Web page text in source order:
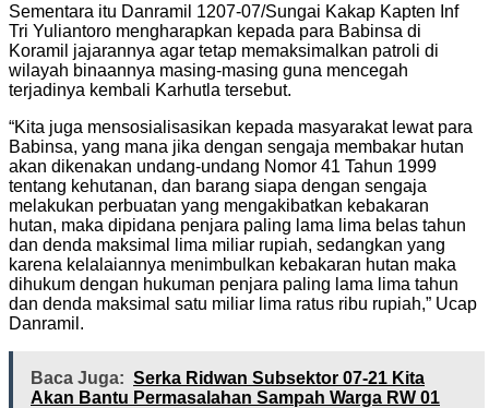
Sementara itu Danramil 1207-07/Sungai Kakap Kapten Inf
Tri Yuliantoro mengharapkan kepada para Babinsa di
Koramil jajarannya agar tetap memaksimalkan patroli di
wilayah binaannya masing-masing guna mencegah
terjadinya kembali Karhutla tersebut.
“Kita juga mensosialisasikan kepada masyarakat lewat para
Babinsa, yang mana jika dengan sengaja membakar hutan
akan dikenakan undang-undang Nomor 41 Tahun 1999
tentang kehutanan, dan barang siapa dengan sengaja
melakukan perbuatan yang mengakibatkan kebakaran
hutan, maka dipidana penjara paling lama lima belas tahun
dan denda maksimal lima miliar rupiah, sedangkan yang
karena kelalaiannya menimbulkan kebakaran hutan maka
dihukum dengan hukuman penjara paling lama lima tahun
dan denda maksimal satu miliar lima ratus ribu rupiah,” Ucap
Danramil.
Baca Juga: Serka Ridwan Subsektor 07-21 Kita
Akan Bantu Permasalahan Sampah Warga RW 01